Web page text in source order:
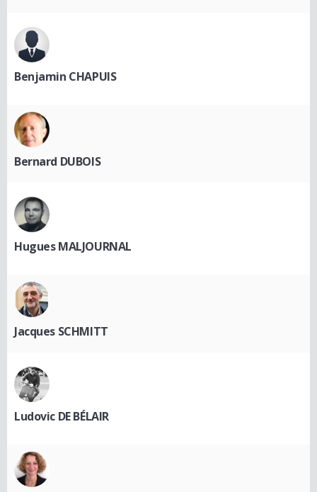
Benjamin CHAPUIS
Bernard DUBOIS
Hugues MALJOURNAL
Jacques SCHMITT
Ludovic DE BÉLAIR